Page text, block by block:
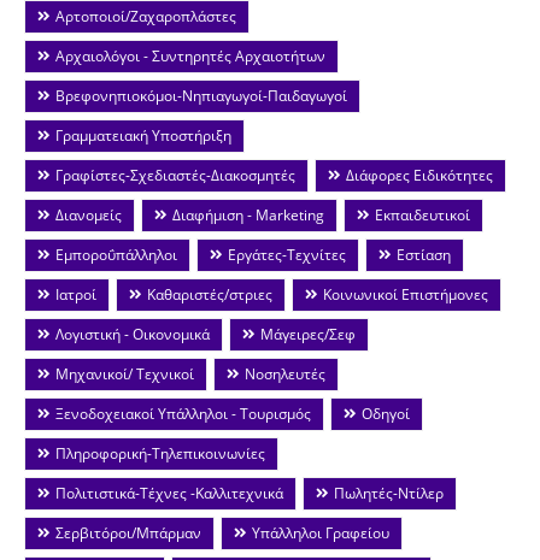
Αρτοποιοί/Ζαχαροπλάστες
Αρχαιολόγοι - Συντηρητές Αρχαιοτήτων
Βρεφονηπιοκόμοι-Νηπιαγωγοί-Παιδαγωγοί
Γραμματειακή Υποστήριξη
Γραφίστες-Σχεδιαστές-Διακοσμητές
Διάφορες Ειδικότητες
Διανομείς
Διαφήμιση - Marketing
Εκπαιδευτικοί
Εμποροΰπάλληλοι
Εργάτες-Τεχνίτες
Εστίαση
Ιατροί
Καθαριστές/στριες
Κοινωνικοί Επιστήμονες
Λογιστική - Οικονομικά
Μάγειρες/Σεφ
Μηχανικοί/ Τεχνικοί
Νοσηλευτές
Ξενοδοχειακοί Υπάλληλοι - Τουρισμός
Οδηγοί
Πληροφορική-Τηλεπικοινωνίες
Πολιτιστικά-Τέχνες -Καλλιτεχνικά
Πωλητές-Ντίλερ
Σερβιτόροι/Μπάρμαν
Υπάλληλοι Γραφείου